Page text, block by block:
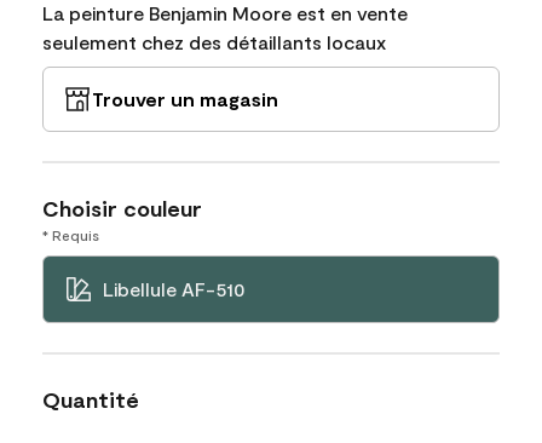
La peinture Benjamin Moore est en vente
seulement chez des détaillants locaux
Trouver un magasin
Choisir couleur
* Requis
Libellule AF-510
Quantité